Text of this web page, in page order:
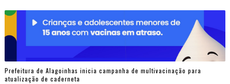
Prefeitura de Alagoinhas inicia campanha de multivacinação para
atualização de caderneta